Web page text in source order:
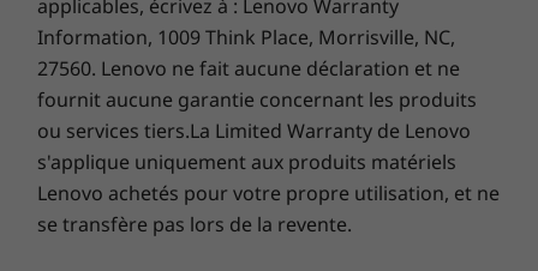
Un son vraiment immersif de
qualité cinématographique
L'IdeaPad 720S 15 pouces offre la technologie
révolutionnaire de Dolby® Atmos®, qui crée
une expérience audio immersive à 360 degrés
à couper le souffle dans laquelle le son coule
de toutes les directions lorsque vous écoutez à
applicables, écrivez à : Lenovo Warranty
Information, 1009 Think Place, Morrisville, NC,
27560. Lenovo ne fait aucune déclaration et ne
fournit aucune garantie concernant les produits
ou services tiers.La Limited Warranty de Lenovo
s'applique uniquement aux produits matériels
Lenovo achetés pour votre propre utilisation, et ne
se transfère pas lors de la revente.